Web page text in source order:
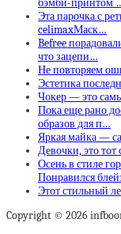
Эта парочка с
celimaxМаск…
Befree
что зацепи…
Не повторяем
Эстетика
Чокер — это
Пока еще рано
образов для п…
Яркая майка —
Девочки, это тот
Осень в стиле
Понравился
Этот стильный
Copyright © 2026